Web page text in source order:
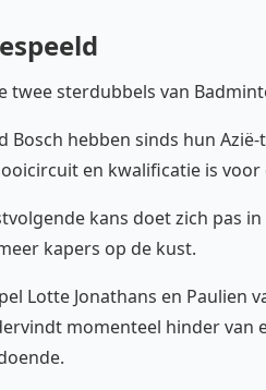
twee sterdubbels van
Bosch hebben sinds hun
en kwalificatie is
kans doet zich pas
kapers op de kust.
Lotte Jonathans en Paulien
momenteel hinder van